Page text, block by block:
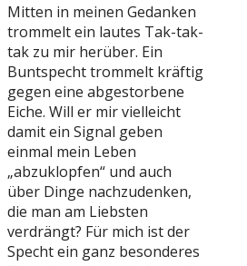
Mitten in meinen Gedanken
trommelt ein lautes Tak-tak-
tak zu mir herüber. Ein
Buntspecht trommelt kräftig
gegen eine abgestorbene
Eiche. Will er mir vielleicht
damit ein Signal geben
einmal mein Leben
„abzuklopfen“ und auch
über Dinge nachzudenken,
die man am Liebsten
verdrängt? Für mich ist der
Specht ein ganz besonderes